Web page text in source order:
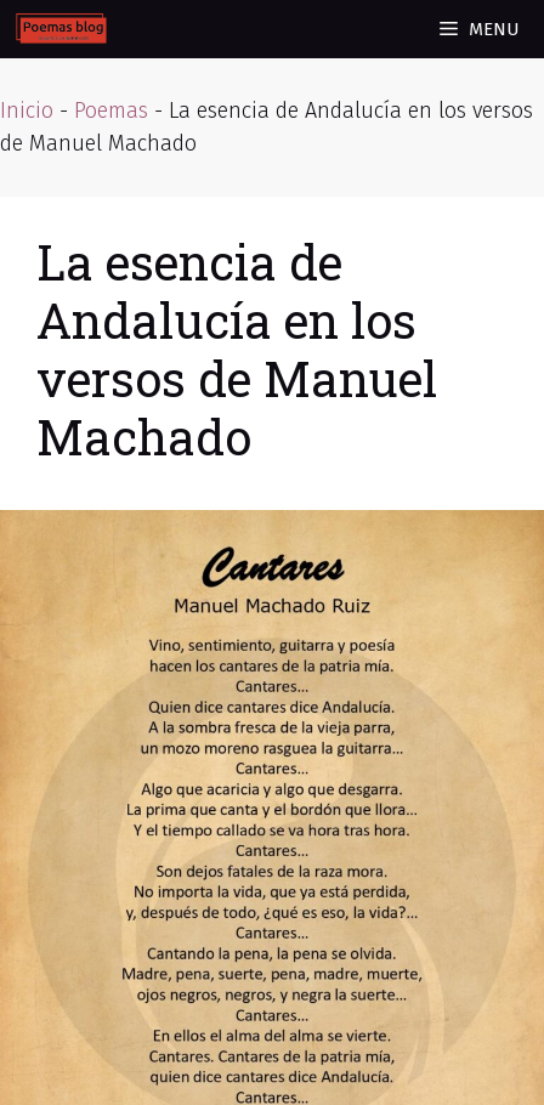
Skip
to
MENU
Inicio - Poemas - La esencia de Andalucía en los versos
de Manuel Machado
La esencia de
Andalucía en los
versos de Manuel
Machado